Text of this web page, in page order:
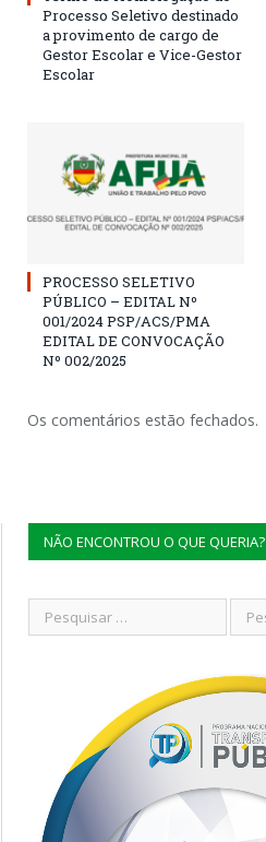
Processo Seletivo destinado
a provimento de cargo de
Gestor Escolar e Vice-Gestor
Escolar
PROCESSO SELETIVO
PÚBLICO – EDITAL Nº
001/2024 PSP/ACS/PMA
EDITAL DE CONVOCAÇÃO
Nº 002/2025
Os comentários estão fechados.
NÃO ENCONTROU O QUE QUERIA?